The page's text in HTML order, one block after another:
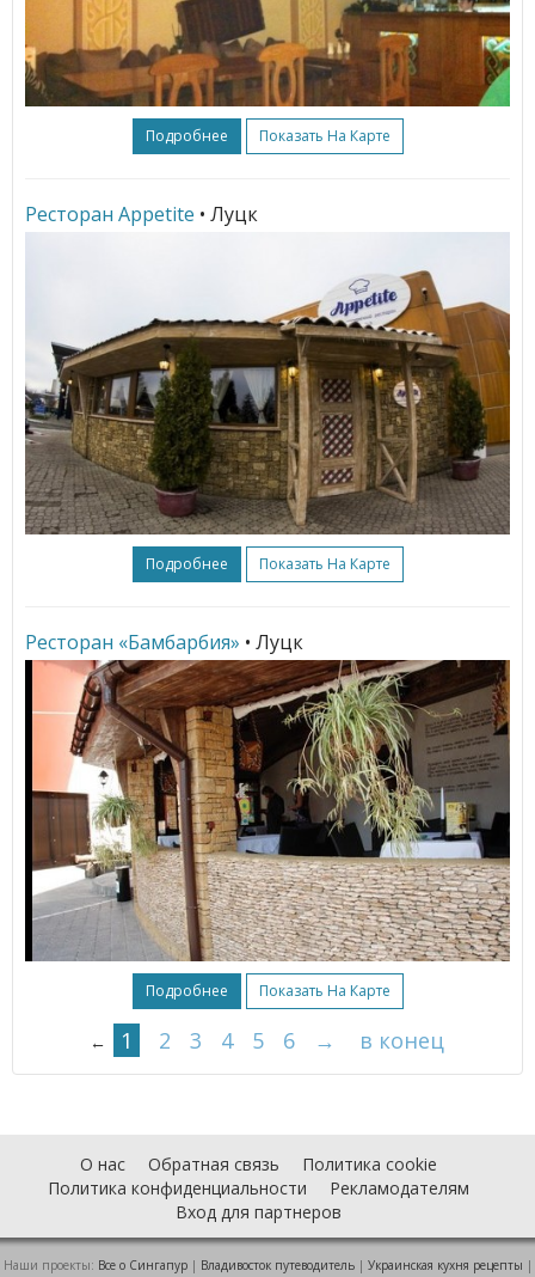
Подробнее Показать На Карте
Ресторан Appetite • Луцк
Подробнее Показать На Карте
Ресторан «Бамбарбия» • Луцк
Подробнее Показать На Карте
← 1 2 3 4 5 6 → в конец
О нас Обратная связь
Политика cookie
Политика конфиденциальности
Рекламодателям
Вход для партнеров
Наши проекты: Все о Cингапур| Владивосток путеводитель| Украинская кухня рецепты |